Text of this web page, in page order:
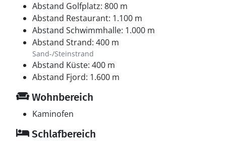
Abstand Golfplatz: 800 m
Abstand Restaurant: 1.100 m
Abstand Schwimmhalle: 1.000 m
Abstand Strand: 400 m
Sand-/Steinstrand
Abstand Küste: 400 m
Abstand Fjord: 1.600 m
Wohnbereich
Kaminofen
Schlafbereich